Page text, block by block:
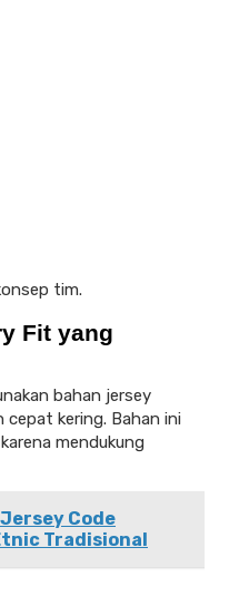
tim.
Fit yang
bahan jersey
cepat kering. Bahan ini
mendukung
Code
Tradisional